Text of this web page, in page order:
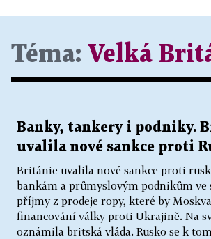
Téma: Velká
Banky, tankery i podniky.
uvalila nové sankce proti
Británie uvalila nové sankce proti
bankám a průmyslovým podnikům ve
příjmy z prodeje ropy, které by
financování války proti Ukrajině. Na
oznámila britská vláda. Rusko se k